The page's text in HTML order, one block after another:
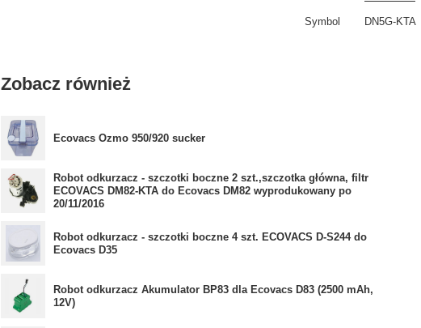
Symbol DN5G-KTA
Zobacz również
Ecovacs Ozmo 950/920 sucker
Robot odkurzacz - szczotki boczne 2 szt.,szczotka główna, filtr
ECOVACS DM82-KTA do Ecovacs DM82 wyprodukowany po
20/11/2016
Robot odkurzacz - szczotki boczne 4 szt. ECOVACS D-S244 do
Ecovacs D35
Robot odkurzacz Akumulator BP83 dla Ecovacs D83 (2500 mAh,
12V)